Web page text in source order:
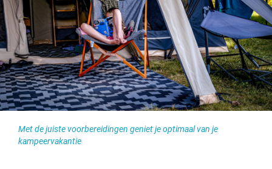
Met de juiste voorbereidingen geniet je optimaal van je
kampeervakantie